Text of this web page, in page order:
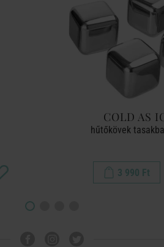
COLD AS
hűtőkövek
3 990 Ft